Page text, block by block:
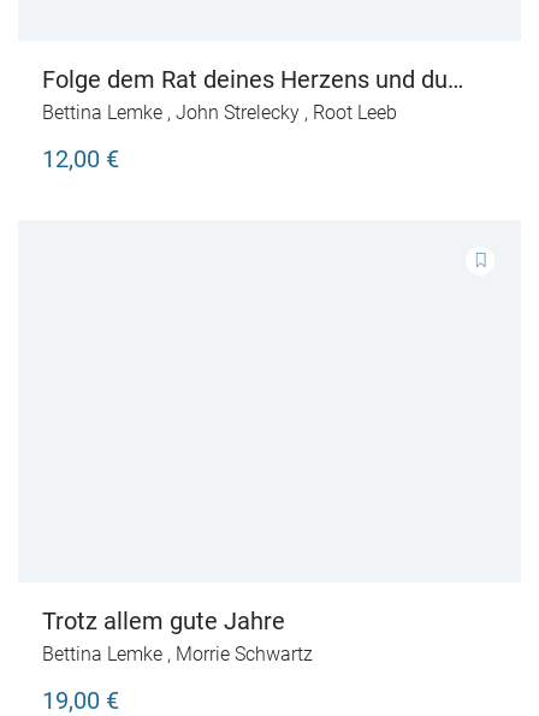
Folge dem Rat deines Herzens und du
wirst bei dir selbst ankommen
Bettina Lemke , John Strelecky , Root Leeb
12,00 €
Trotz allem gute Jahre
Bettina Lemke , Morrie Schwartz
19,00 €